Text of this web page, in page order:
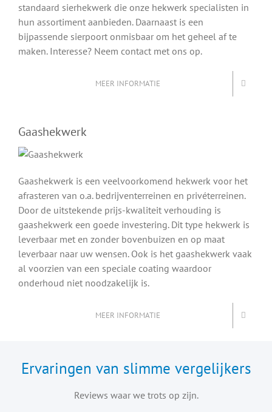
standaard sierhekwerk die onze hekwerk specialisten in
hun assortiment aanbieden. Daarnaast is een
bijpassende sierpoort onmisbaar om het geheel af te
maken. Interesse? Neem contact met ons op.
MEER INFORMATIE
Gaashekwerk
Gaashekwerk is een veelvoorkomend hekwerk voor het
afrasteren van o.a. bedrijventerreinen en privéterreinen.
Door de uitstekende prijs-kwaliteit verhouding is
gaashekwerk een goede investering. Dit type hekwerk is
leverbaar met en zonder bovenbuizen en op maat
leverbaar naar uw wensen. Ook is het gaashekwerk vaak
al voorzien van een speciale coating waardoor
onderhoud niet noodzakelijk is.
MEER INFORMATIE
Ervaringen van slimme vergelijkers
Reviews waar we trots op zijn.